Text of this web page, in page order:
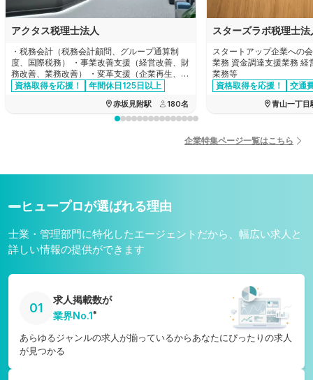
神奈川県
長野県
岐阜県
静岡県
奈良県
和歌山県
岡山県
広島県
山口県
佐賀県
長崎県
熊本県
鹿児島県
沖縄県
アクタス税理士法人
・税務会計（税務会計顧問、グループ通算制
度、国際税務） ・事業改善支援（経営改善、財
務改善、業務改善） ・変革支援（企業再生、企
業再編、合併買収、事業承継） ・設立支援
資格取得を応援！
年間休日125日以上
資格手当あり
赤坂見附駅 180名
スターズラボ税理士法
スタートアップ企業への
業務 資金調達支援業務 経
業務等
資格取得を応援！
交通
青山一丁目
企業特集ページ一覧はこちら
ヒュープロが選ばれる理由
士業・管理部門に特化したエージェントだから、幅広い求人と
詳しい情報の提供ができます
01
求人掲載数が
業界No.1※
あらゆるジャンルの求人が揃っているからあなたにぴったりの求人
が見つかる